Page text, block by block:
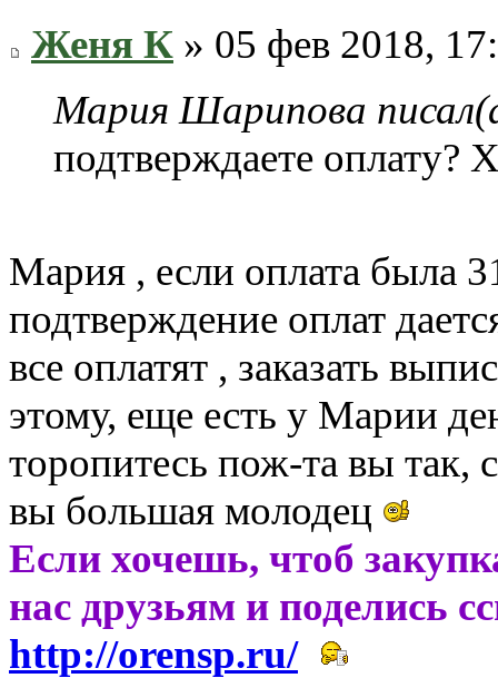
Женя К » 05 фев 2018,
Мария Шарипова
подтверждаете оплату?
Мария , если оплата была
подтверждение оплат
все оплатят , заказать
этому, еще есть у Марии
торопитесь пож-та вы так,
вы большая молодец
Если хочешь, чтоб
нас друзьям и поделись
http://orensp.ru/